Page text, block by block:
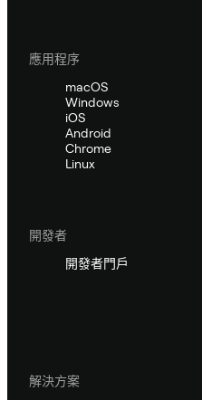
應用程序
macOS
Windows
iOS
Android
Chrome
Linux
開發者
開發者門戶
解決方案